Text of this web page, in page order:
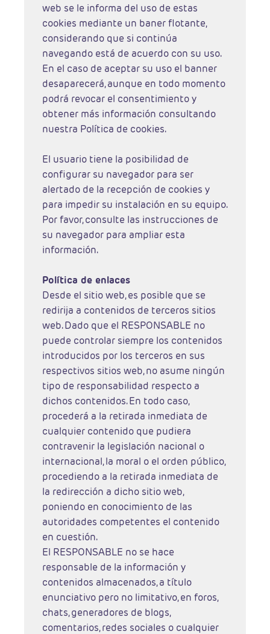
web se le informa del uso de estas
cookies mediante un baner flotante,
considerando que si continúa
navegando está de acuerdo con su uso.
En el caso de aceptar su uso el banner
desaparecerá, aunque en todo momento
podrá revocar el consentimiento y
obtener más información consultando
nuestra Política de cookies.
El usuario tiene la posibilidad de
configurar su navegador para ser
alertado de la recepción de cookies y
para impedir su instalación en su equipo.
Por favor, consulte las instrucciones de
su navegador para ampliar esta
información.
Política de enlaces
Desde el sitio web, es posible que se
redirija a contenidos de terceros sitios
web. Dado que el RESPONSABLE no
puede controlar siempre los contenidos
introducidos por los terceros en sus
respectivos sitios web, no asume ningún
tipo de responsabilidad respecto a
dichos contenidos. En todo caso,
procederá a la retirada inmediata de
cualquier contenido que pudiera
contravenir la legislación nacional o
internacional, la moral o el orden público,
procediendo a la retirada inmediata de
la redirección a dicho sitio web,
poniendo en conocimiento de las
autoridades competentes el contenido
en cuestión.
El RESPONSABLE no se hace
responsable de la información y
contenidos almacenados, a título
enunciativo pero no limitativo, en foros,
chats, generadores de blogs,
comentarios, redes sociales o cualquier